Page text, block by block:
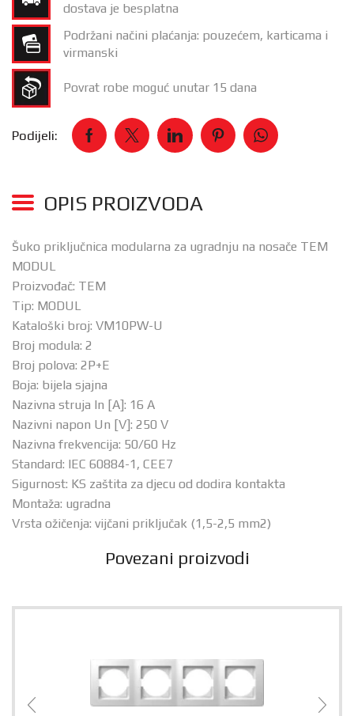
dostava je besplatna
Podržani načini plaćanja: pouzećem, karticama i
virmanski
Povrat robe moguć unutar 15 dana
Podijeli:
OPIS PROIZVODA
Šuko priključnica modularna za ugradnju na nosače TEM
MODUL
Proizvođač: TEM
Tip: MODUL
Kataloški broj: VM10PW-U
Broj modula: 2
Broj polova: 2P+E
Boja: bijela sjajna
Nazivna struja In [A]: 16 A
Nazivni napon Un [V]: 250 V
Nazivna frekvencija: 50/60 Hz
Standard: IEC 60884-1, CEE7
Sigurnost: KS zaštita za djecu od dodira kontakta
Montaža: ugradna
Vrsta ožičenja: vijčani priključak (1,5-2,5 mm2)
Povezani proizvodi